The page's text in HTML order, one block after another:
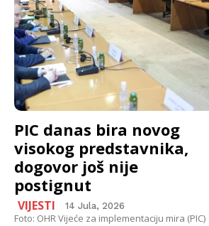
PIC danas bira novog
visokog predstavnika,
dogovor još nije
postignut
VIJESTI 14 Jula, 2026
Foto: OHR Vijeće za implementaciju mira (PIC)